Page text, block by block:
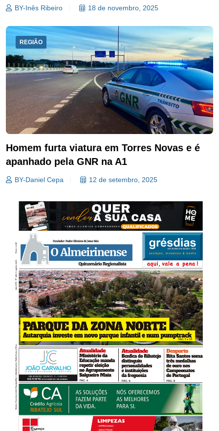
BY-Inês Ribeiro 18 de novembro, 2025
REGIÃO
Homem furta viatura em Torres Novas e é
apanhado pela GNR na A1
BY-Daniel Cepa 12 de setembro, 2025